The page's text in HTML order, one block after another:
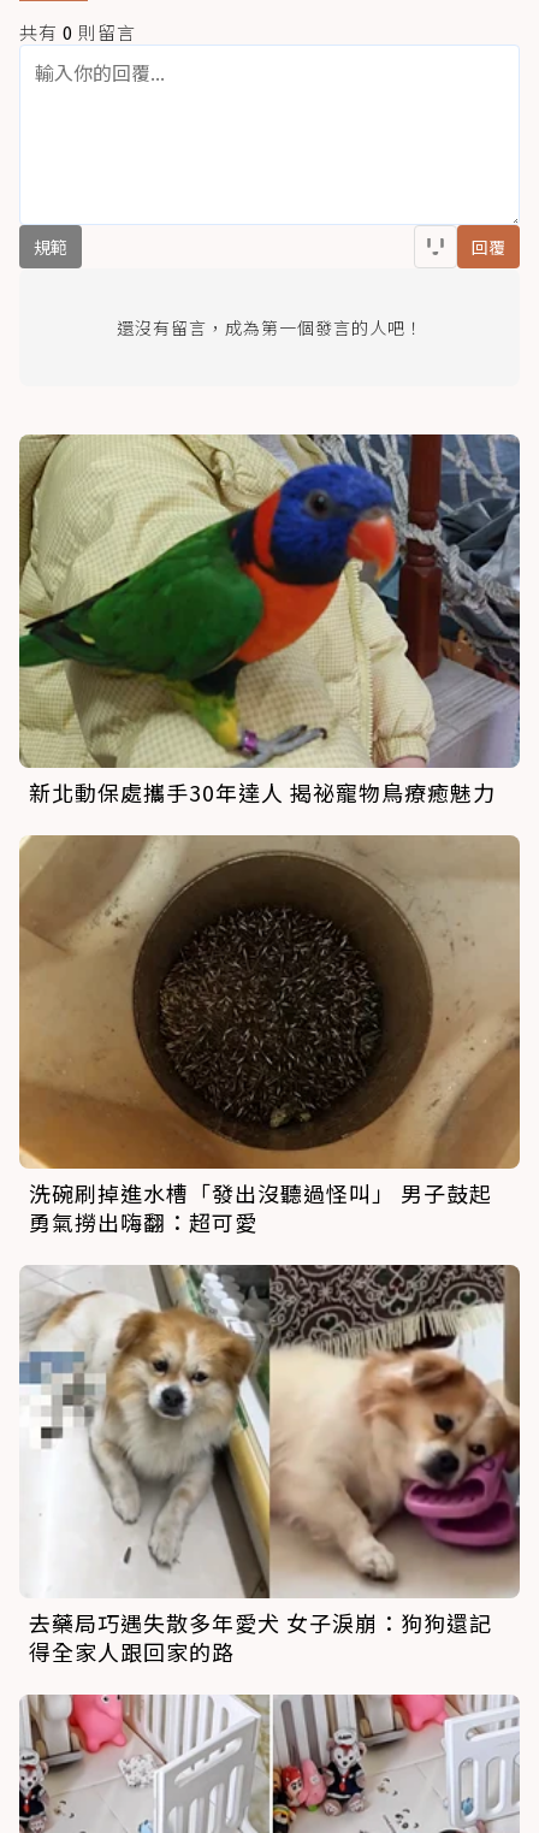
共有 0 則留言
規範 回覆
還沒有留言，成為第一個發言的人吧！
新北動保處攜手30年達人 揭祕寵物鳥療癒魅力
洗碗刷掉進水槽「發出沒聽過怪叫」 男子鼓起
勇氣撈出嗨翻：超可愛
去藥局巧遇失散多年愛犬 女子淚崩：狗狗還記
得全家人跟回家的路